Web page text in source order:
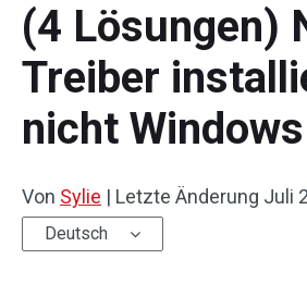
(4 Lösungen)
Treiber
nicht
Von Sylie | Letzte Änderung Juli
Deutsch